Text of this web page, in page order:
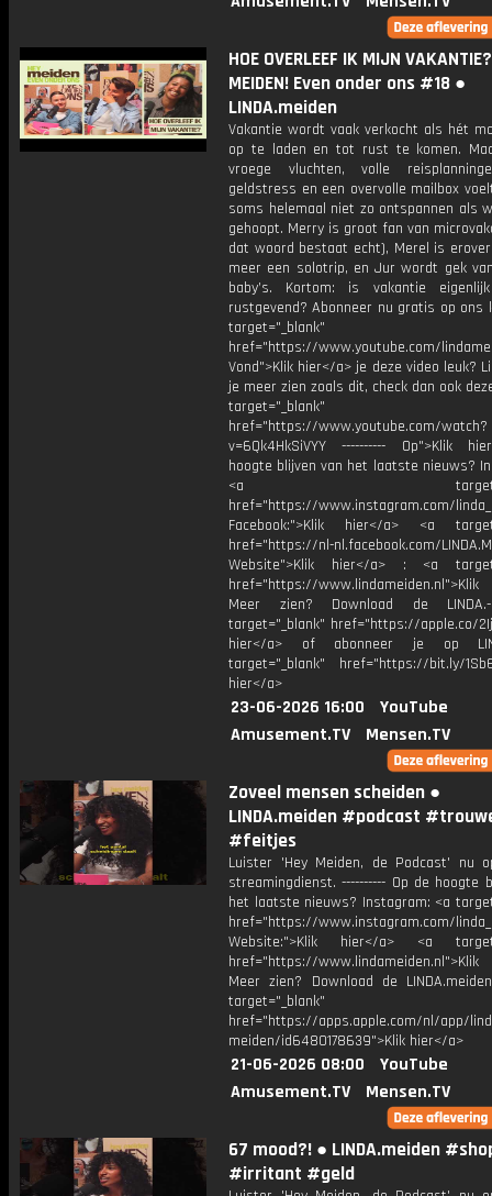
HOE OVERLEEF IK MIJN
MEIDEN! Even onder ons #18 ●
LINDA.meiden
Vakantie wordt vaak verkocht als hét
op te laden en tot rust te komen.
vroege vluchten, volle
geldstress en een overvolle mailbox
soms helemaal niet zo ontspannen als
gehoopt. Merry is groot fan van
dat woord bestaat echt), Merel is
meer een solotrip, en Jur wordt gek
baby’s. Kortom: is vakantie
rustgevend? Abonneer nu gratis op ons
target="_blank"
href="https://www.youtube.com/
Vond">Klik hier</a> je deze video leuk?
je meer zien zoals dit, check dan ook
target="_blank"
href="https://www.youtube.com/watch?
v=6Qk4HkSiVYY ---------- Op">Klik
hoogte blijven van het laatste nieuws?
<a
href="https://www.instagram.com/
Facebook:">Klik hier</a> <a
href="https://nl-nl.facebook.com/
Website">Klik hier</a> : <a
href="https://
Meer zien? Download de
target="_blank" href="https://apple.co/
hier</a> of abonneer je op
target="_blank" href="https://bit.ly/
hier</a>
23-06-2026 16:00
YouTube
Amusement.TV
Mensen.TV
Zoveel mensen scheiden ●
LINDA.meiden #podcast
#feitjes
Luister 'Hey Meiden, de Podcast' nu
streamingdienst. ---------- Op de hoogte
het laatste nieuws? Instagram: <a
href="https://www.instagram.com/
Website:">Klik hier</a> <a
href="https://
Meer zien? Download de
target="_blank"
href="https://apps.apple.com/nl/app/
meiden/id6480178639">Klik hier</a>
21-06-2026 08:00
YouTube
Amusement.TV
Mensen.TV
67 mood?! ● LINDA.meiden
#irritant #geld